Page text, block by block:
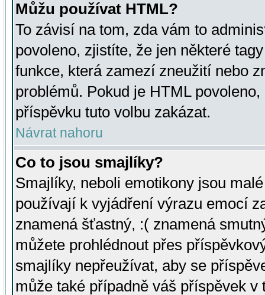
Můžu používat HTML?
To závisí na tom, zda vám to
povoleno, zjistíte, že jen některé
funkce, která zamezí zneužití nebo
problémů. Pokud je HTML
příspěvku tuto volbu zakázat.
Návrat nahoru
Co to jsou smajlíky?
Smajlíky, neboli emotikony jsou
používají k vyjádření výrazu emocí
znamená šťastný, :( znamená
můžete prohlédnout přes
smajlíky nepřeužívat, aby se
může také případně váš příspěvek v